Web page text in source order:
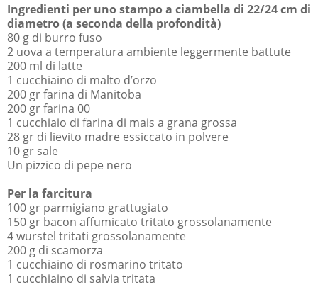
Ingredienti per uno stampo a ciambella di 22/24 cm di
diametro (a seconda della profondità)
80 g di burro fuso
2 uova a temperatura ambiente leggermente battute
200 ml di latte
1 cucchiaino di malto d’orzo
200 gr farina di Manitoba
200 gr farina 00
1 cucchiaio di farina di mais a grana grossa
28 gr di lievito madre essiccato in polvere
10 gr sale
Un pizzico di pepe nero
Per la farcitura
100 gr parmigiano grattugiato
150 gr bacon affumicato tritato grossolanamente
4 wurstel tritati grossolanamente
200 g di scamorza
1 cucchiaino di rosmarino tritato
1 cucchiaino di salvia tritata